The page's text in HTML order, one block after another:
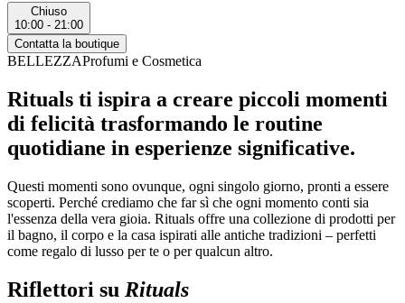
Chiuso
10:00 - 21:00
Contatta la boutique
BELLEZZAProfumi e Cosmetica
Rituals ti ispira a creare piccoli momenti
di felicità trasformando le routine
quotidiane in esperienze significative.
Questi momenti sono ovunque, ogni singolo giorno, pronti a essere
scoperti. Perché crediamo che far sì che ogni momento conti sia
l'essenza della vera gioia. Rituals offre una collezione di prodotti per
il bagno, il corpo e la casa ispirati alle antiche tradizioni – perfetti
come regalo di lusso per te o per qualcun altro.
Riflettori su Rituals